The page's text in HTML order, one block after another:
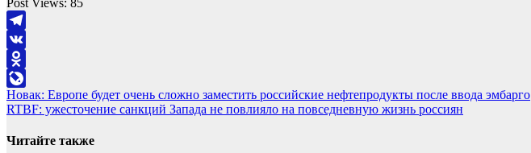
Post Views: 85
Telegram
VK
Odnoklassniki
LiveJournal
Навигация
по
записям
Новак: Европе будет очень сложно заместить российские нефтепродукты после ввода эмбарго
RTBF: ужесточение санкций Запада не повлияло на повседневную жизнь россиян
Читайте также